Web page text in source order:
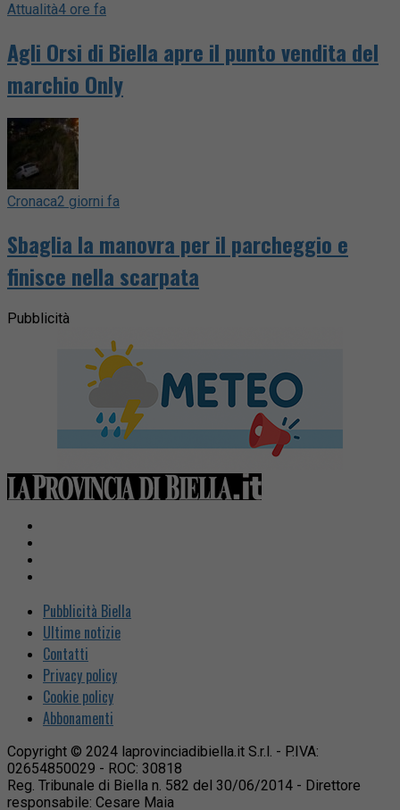
Attualità4 ore fa
Agli Orsi di Biella apre il punto vendita del
marchio Only
Cronaca2 giorni fa
Sbaglia la manovra per il parcheggio e
finisce nella scarpata
Pubblicità
Pubblicità Biella
Ultime notizie
Contatti
Privacy policy
Cookie policy
Abbonamenti
Copyright © 2024 laprovinciadibiella.it S.r.l. - P.IVA:
02654850029 - ROC: 30818
Reg. Tribunale di Biella n. 582 del 30/06/2014 - Direttore
responsabile: Cesare Maia